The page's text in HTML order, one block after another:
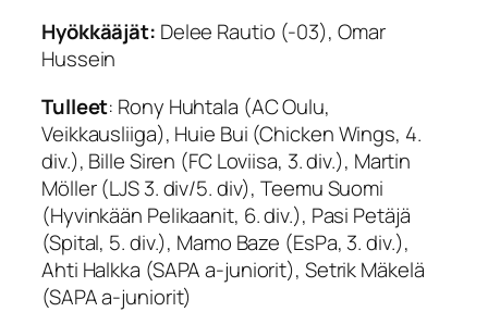
Hyökkääjät: Delee Rautio (-03), Omar
Hussein
Tulleet: Rony Huhtala (AC Oulu,
Veikkausliiga), Huie Bui (Chicken Wings, 4.
div.), Bille Siren (FC Loviisa, 3. div.), Martin
Möller (LJS 3. div/5. div), Teemu Suomi
(Hyvinkään Pelikaanit, 6. div.), Pasi Petäjä
(Spital, 5. div.), Mamo Baze (EsPa, 3. div.),
Ahti Halkka (SAPA a-juniorit), Setrik Mäkelä
(SAPA a-juniorit)